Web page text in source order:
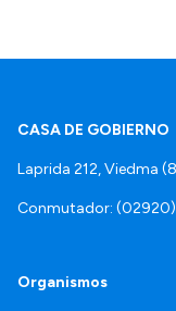
CASA DE GOBIERNO
Laprida 212, Viedma
Conmutador:
Organismos